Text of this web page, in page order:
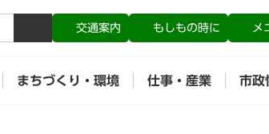
交通案内 もしもの時に メ
まちづくり・環境 仕事・産業 市政